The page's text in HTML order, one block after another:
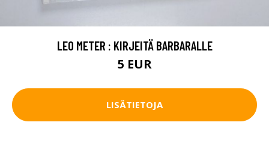
LEO METER : KIRJEITÄ BARBARALLE
5 EUR
LISÄTIETOJA